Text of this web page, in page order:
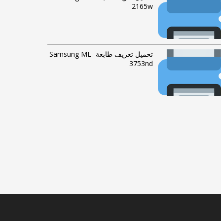
2165w
تحميل تعريف طابعة Samsung ML-
3753nd